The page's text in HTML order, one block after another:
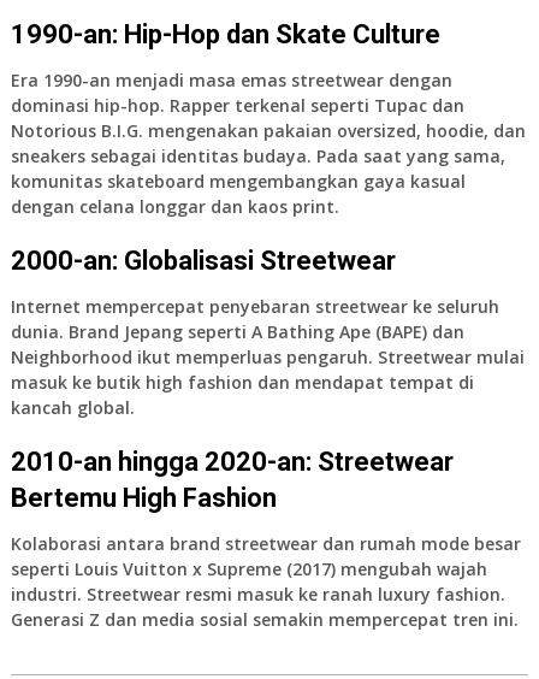
1990-an: Hip-Hop dan Skate Culture
Era 1990-an menjadi masa emas streetwear dengan
dominasi hip-hop. Rapper terkenal seperti Tupac dan
Notorious B.I.G. mengenakan pakaian oversized, hoodie, dan
sneakers sebagai identitas budaya. Pada saat yang sama,
komunitas skateboard mengembangkan gaya kasual
dengan celana longgar dan kaos print.
2000-an: Globalisasi Streetwear
Internet mempercepat penyebaran streetwear ke seluruh
dunia. Brand Jepang seperti A Bathing Ape (BAPE)dan
Neighborhood ikut memperluas pengaruh. Streetwear mulai
masuk ke butik high fashion dan mendapat tempat di
kancah global.
2010-an hingga 2020-an: Streetwear
Bertemu High Fashion
Kolaborasi antara brand streetwear dan rumah mode besar
seperti Louis Vuitton x Supreme (2017) mengubah wajah
industri. Streetwear resmi masuk ke ranah luxury fashion.
Generasi Z dan media sosial semakin mempercepat tren ini.